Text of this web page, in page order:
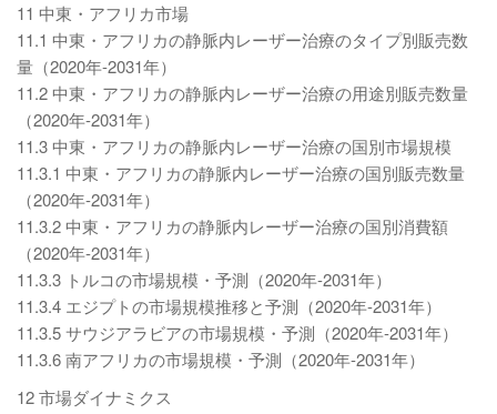
11 中東・アフリカ市場
11.1 中東・アフリカの静脈内レーザー治療のタイプ別販売数
量（2020年-2031年）
11.2 中東・アフリカの静脈内レーザー治療の用途別販売数量
（2020年-2031年）
11.3 中東・アフリカの静脈内レーザー治療の国別市場規模
11.3.1 中東・アフリカの静脈内レーザー治療の国別販売数量
（2020年-2031年）
11.3.2 中東・アフリカの静脈内レーザー治療の国別消費額
（2020年-2031年）
11.3.3 トルコの市場規模・予測（2020年-2031年）
11.3.4 エジプトの市場規模推移と予測（2020年-2031年）
11.3.5 サウジアラビアの市場規模・予測（2020年-2031年）
11.3.6 南アフリカの市場規模・予測（2020年-2031年）
12 市場ダイナミクス